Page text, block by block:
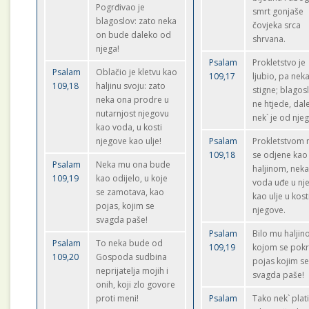
Pogrđivao je
blagoslov: zato neka
on bude daleko od
njega!
Psalam
109,18
Oblačio je kletvu kao
haljinu svoju: zato
neka ona prodre u
nutarnjost njegovu
kao voda, u kosti
njegove kao ulje!
Psalam
109,19
Neka mu ona bude
kao odijelo, u koje
se zamotava, kao
pojas, kojim se
svagda paše!
Psalam
109,20
To neka bude od
Gospoda sudbina
neprijatelja mojih i
onih, koji zlo govore
proti meni!
smrt gonjaše
čovjeka srca
shrvana.
Psalam
109,17
Prokletstvo je
ljubio, pa
stigne;
ne htjede,
nek` je od
Psalam
109,18
Prokletstvom
se odjene kao
haljinom,
voda uđe u
kao ulje u
njegove.
Psalam
109,19
Bilo mu
kojom se
pojas kojim se
svagda paše!
Psalam
Tako nek` plati